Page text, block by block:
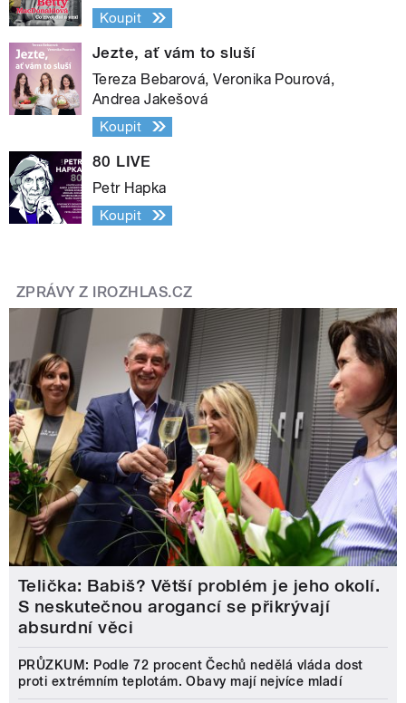
Koupit
Jezte, ať vám to sluší
Tereza Bebarová, Veronika Pourová,
Andrea Jakešová
Koupit
80 LIVE
Petr Hapka
Koupit
ZPRÁVY Z IROZHLAS.CZ
Telička: Babiš? Větší problém je jeho okolí.
S neskutečnou arogancí se přikrývají
absurdní věci
PRŮZKUM: Podle 72 procent Čechů nedělá vláda dost
proti extrémním teplotám. Obavy mají nejvíce mladí